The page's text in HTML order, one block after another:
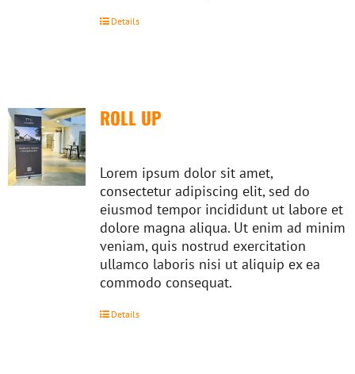
Details
ROLL UP
Lorem ipsum dolor sit amet,
consectetur adipiscing elit, sed do
eiusmod tempor incididunt ut labore et
dolore magna aliqua. Ut enim ad minim
veniam, quis nostrud exercitation
ullamco laboris nisi ut aliquip ex ea
commodo consequat.
Details